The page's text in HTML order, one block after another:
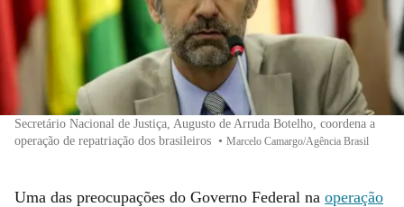
Secretário Nacional de Justiça, Augusto de Arruda Botelho, coordena a
operação de repatriação dos brasileiros • Marcelo Camargo/Agência Brasil
Uma das preocupações do Governo Federal na operação